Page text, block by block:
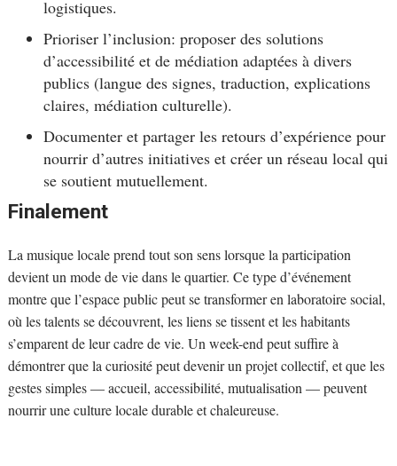
logistiques.
Prioriser l’inclusion: proposer des solutions
d’accessibilité et de médiation adaptées à divers
publics (langue des signes, traduction, explications
claires, médiation culturelle).
Documenter et partager les retours d’expérience pour
nourrir d’autres initiatives et créer un réseau local qui
se soutient mutuellement.
Finalement
La musique locale prend tout son sens lorsque la participation
devient un mode de vie dans le quartier. Ce type d’événement
montre que l’espace public peut se transformer en laboratoire social,
où les talents se découvrent, les liens se tissent et les habitants
s’emparent de leur cadre de vie. Un week-end peut suffire à
démontrer que la curiosité peut devenir un projet collectif, et que les
gestes simples — accueil, accessibilité, mutualisation — peuvent
nourrir une culture locale durable et chaleureuse.